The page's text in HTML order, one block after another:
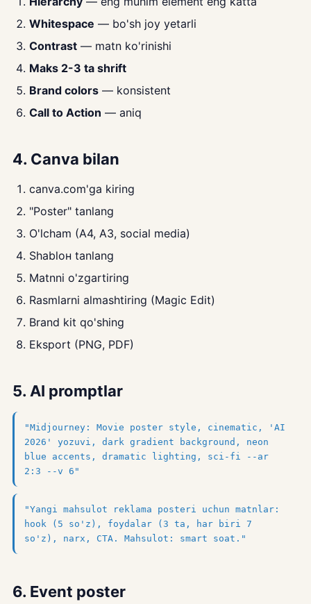
Whitespace — bo'sh joy yetarli
Contrast — matn ko'rinishi
Maks 2-3 ta shrift
Brand colors — konsistent
Call to Action — aniq
4. Canva bilan
canva.com'ga kiring
"Poster" tanlang
O'lcham (A4, A3, social media)
Shabloн tanlang
Matnni o'zgartiring
Rasmlarni almashtiring (Magic Edit)
Brand kit qo'shing
Eksport (PNG, PDF)
5. AI promptlar
"Midjourney: Movie poster style, cinematic, 'AI
2026' yozuvi, dark gradient background, neon
blue accents, dramatic lighting, sci-fi --ar
2:3 --v 6"
"Yangi mahsulot reklama posteri uchun matnlar:
hook (5 so'z), foydalar (3 ta, har biri 7
so'z), narx, CTA. Mahsulot: smart soat."
6. Event poster